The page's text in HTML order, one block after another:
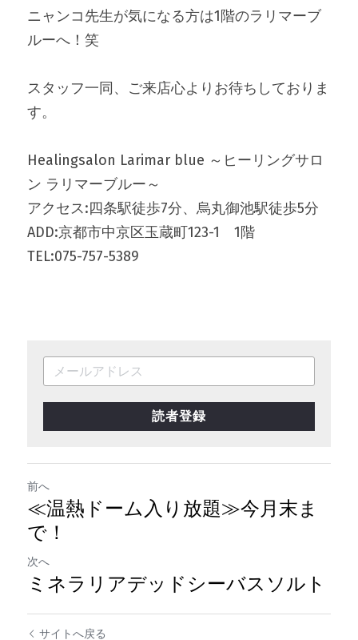
ニャンコ先生が気になる方は1階のラリマーブ
ルーへ！笑
スタッフ一同、ご来店心よりお待ちしておりま
す。
Healingsalon Larimar blue ～ヒーリングサロ
ン ラリマーブルー～
アクセス:四条駅徒歩7分、烏丸御池駅徒歩5分
ADD:京都市中京区玉蔵町123-1　1階
TEL:075-757-5389
読者登録
前へ
≪温熱ドーム入り放題≫今月末ま
で！
次へ
ミネラリアデッドシーバスソルト
サイトへ戻る